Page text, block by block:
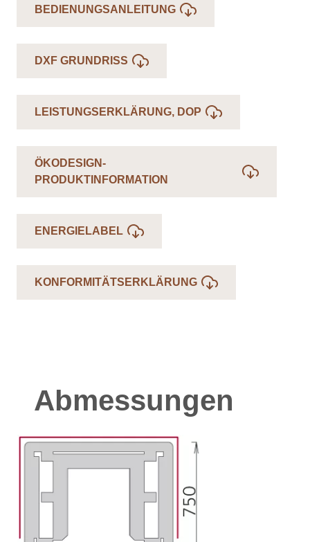
BEDIENUNGSANLEITUNG
DXF GRUNDRISS
LEISTUNGSERKLÄRUNG, DOP
ÖKODESIGN-
PRODUKTINFORMATION
ENERGIELABEL
KONFORMITÄTSERKLÄRUNG
Abmessungen